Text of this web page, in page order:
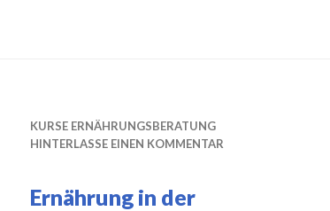
KURSE ERNÄHRUNGSBERATUNG
HINTERLASSE EINEN KOMMENTAR
Ernährung in der